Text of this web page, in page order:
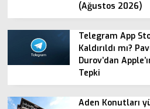
(Ağustos 2026)
Telegram App
Kaldırıldı mı?
Durov’dan
Tepki
Aden Konutları